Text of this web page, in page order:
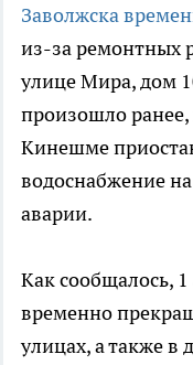
Заволжска
из-за ремонтных
улице Мира, дом
произошло ранее,
Кинешме
водоснабжение
аварии.
Как сообщалось,
временно
улицах, а также в